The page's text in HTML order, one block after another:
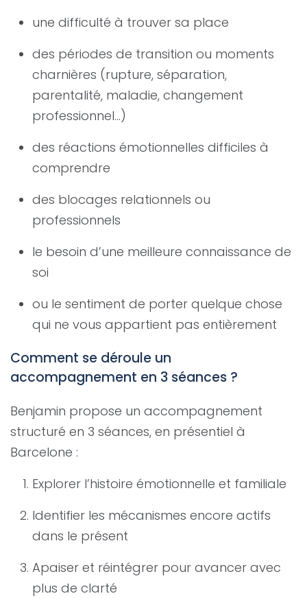
une difficulté à trouver sa place
des périodes de transition ou moments
charnières (rupture, séparation,
parentalité, maladie, changement
professionnel…)
des réactions émotionnelles difficiles à
comprendre
des blocages relationnels ou
professionnels
le besoin d’une meilleure connaissance de
soi
ou le sentiment de porter quelque chose
qui ne vous appartient pas entièrement
Comment se déroule un
accompagnement en 3 séances ?
Benjamin propose un accompagnement
structuré en 3 séances, en présentiel à
Barcelone :
Explorer l’histoire émotionnelle et familiale
Identifier les mécanismes encore actifs
dans le présent
Apaiser et réintégrer pour avancer avec
plus de clarté